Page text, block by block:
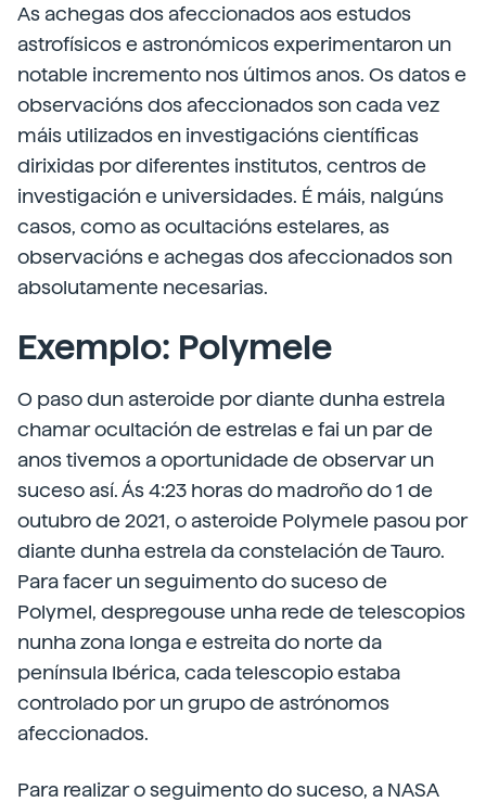
As achegas dos afeccionados aos estudos
astrofísicos e astronómicos experimentaron un
notable incremento nos últimos anos. Os datos e
observacións dos afeccionados son cada vez
máis utilizados en investigacións científicas
dirixidas por diferentes institutos, centros de
investigación e universidades. É máis, nalgúns
casos, como as ocultacións estelares, as
observacións e achegas dos afeccionados son
absolutamente necesarias.
Exemplo: Polymele
O paso dun asteroide por diante dunha estrela
chamar ocultación de estrelas e fai un par de
anos tivemos a oportunidade de observar un
suceso así. Ás 4:23 horas do madroño do 1 de
outubro de 2021, o asteroide Polymele pasou por
diante dunha estrela da constelación de Tauro.
Para facer un seguimento do suceso de
Polymel, despregouse unha rede de telescopios
nunha zona longa e estreita do norte da
península Ibérica, cada telescopio estaba
controlado por un grupo de astrónomos
afeccionados.
Para realizar o seguimento do suceso, a NASA